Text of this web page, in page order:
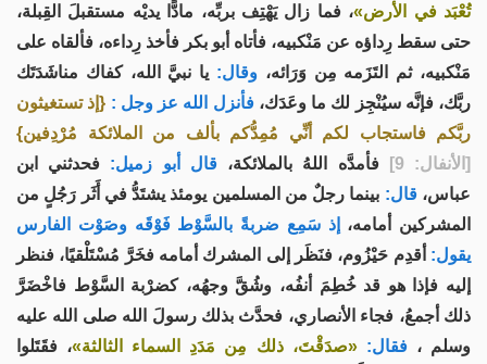
تُعْبَد في الأرض»، فما زال يَهْتِف بربِّه، مادًّا يديْه مستقبلَ القِبلة،
حتى سقط رِداؤه عن مَنْكبيه، فأتاه أبو بكر فأخذ رِداءه، فألقاه على
مَنْكبيه، ثم التَزَمه مِن وَرَائه، وقال: يا نبيَّ الله، كفاك مناشَدَتَك
ربَّك، فإنَّه سيُنْجِز لك ما وعَدَك، فأنزل الله عز وجل : {إذ تستغيثون
ربَّكم فاستجاب لكم أنِّي مُمِدُّكم بألف من الملائكة مُرْدِفين}
[الأنفال: 9]
فأمدَّه اللهُ بالملائكة، قال أبو زميل: فحدثني ابن
عباس، قال: بينما رجلٌ من المسلمين يومئذ يشتَدُّ في أَثَر رَجُلٍ من
المشركين أمامه، إذ سَمِع ضربةً بالسَّوْط فَوْقَه وصَوْت الفارس
يقول: أقدِم حَيْزُوم، فنَظَر إلى المشرك أمامه فخَرَّ مُسْتَلْقيًا، فنظر
إليه فإذا هو قد خُطِمَ أنفُه، وشُقَّ وجهُه، كضرْبة السَّوْط فاخْضَرَّ
ذلك أجمعُ، فجاء الأنصاري، فحدَّث بذلك رسولَ الله صلى الله عليه
وسلم ، فقال: «صدَقْتَ، ذلك مِن مَدَدِ السماء الثالثة»، فقَتَلوا